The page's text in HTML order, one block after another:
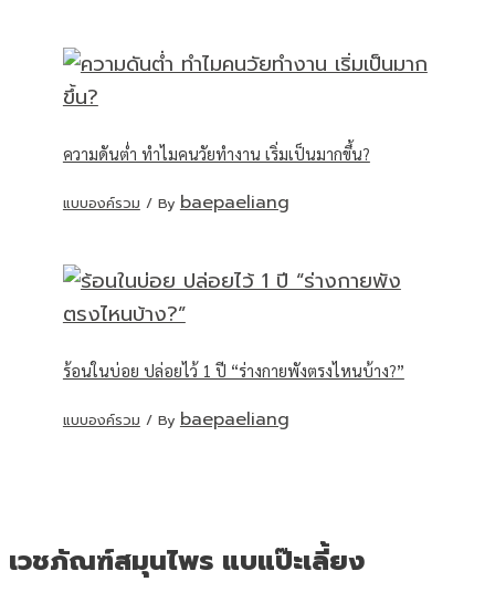
ความดันต่ำ ทำไมคนวัยทำงาน เริ่มเป็นมากขึ้น?
แบบองค์รวม / By baepaeliang
ร้อนในบ่อย ปล่อยไว้ 1 ปี “ร่างกายพังตรงไหนบ้าง?”
แบบองค์รวม / By baepaeliang
เวชภัณฑ์สมุนไพร แบแป๊ะเลี้ยง